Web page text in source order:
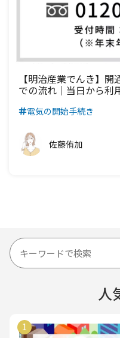
【明治産業でんき】
での流れ｜当日から利
電気の開始手続き
佐藤侑加
人